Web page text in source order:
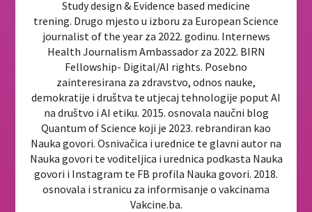
Study design & Evidence based medicine
trening. Drugo mjesto u izboru za European Science
journalist of the year za 2022. godinu. Internews
Health Journalism Ambassador za 2022. BIRN
Fellowship- Digital/AI rights. Posebno
zainteresirana za zdravstvo, odnos nauke,
demokratije i društva te utjecaj tehnologije poput AI
na društvo i AI etiku. 2015. osnovala naučni blog
Quantum of Science koji je 2023. rebrandiran kao
Nauka govori. Osnivačica i urednice te glavni autor na
Nauka govori te voditeljica i urednica podkasta Nauka
govori i Instagram te FB profila Nauka govori. 2018.
osnovala i stranicu za informisanje o vakcinama
Vakcine.ba.